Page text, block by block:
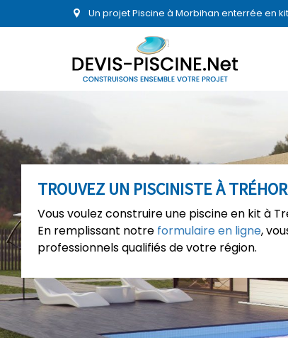
Un projet Piscine à Morbihan enterrée en
TROUVEZ UN PISCINISTE À
Vous voulez construire une piscine en kit à
En remplissant notre formulaire en ligne,
professionnels qualifiés de votre région.